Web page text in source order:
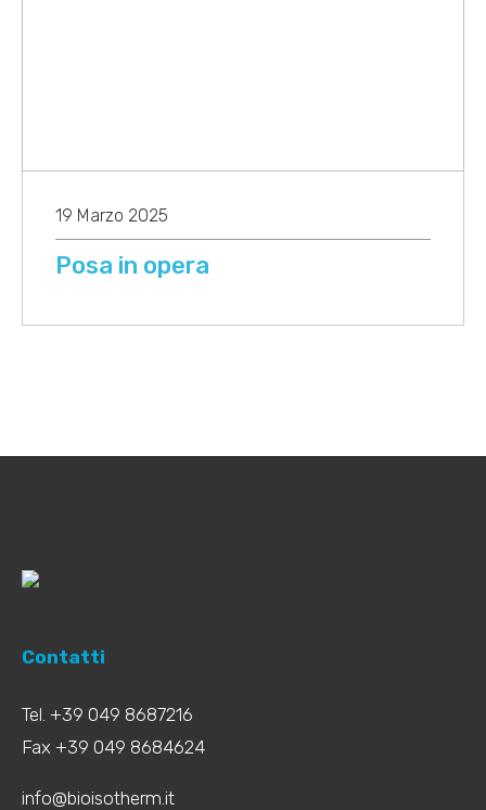
19 Marzo 2025
Posa in opera
Contatti
Tel. +39 049 8687216
Fax +39 049 8684624
info@bioisotherm.it